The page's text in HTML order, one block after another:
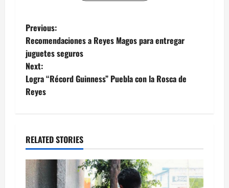
Post
navigation
Previous:
Recomendaciones a Reyes Magos para entregar
juguetes seguros
Next:
Logra “Récord Guinness” Puebla con la Rosca de
Reyes
RELATED STORIES